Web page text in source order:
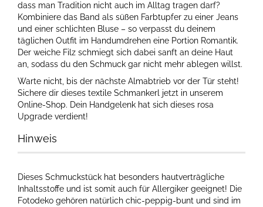
dass man Tradition nicht auch im Alltag tragen darf?
Kombiniere das Band als süßen Farbtupfer zu einer Jeans
und einer schlichten Bluse – so verpasst du deinem
täglichen Outfit im Handumdrehen eine Portion Romantik.
Der weiche Filz schmiegt sich dabei sanft an deine Haut
an, sodass du den Schmuck gar nicht mehr ablegen willst.
Warte nicht, bis der nächste Almabtrieb vor der Tür steht!
Sichere dir dieses textile Schmankerl jetzt in unserem
Online-Shop. Dein Handgelenk hat sich dieses rosa
Upgrade verdient!
Hinweis
Dieses Schmuckstück hat besonders hautverträgliche
Inhaltsstoffe und ist somit auch für Allergiker geeignet! Die
Fotodeko gehören natürlich chic-peppig-bunt und sind im